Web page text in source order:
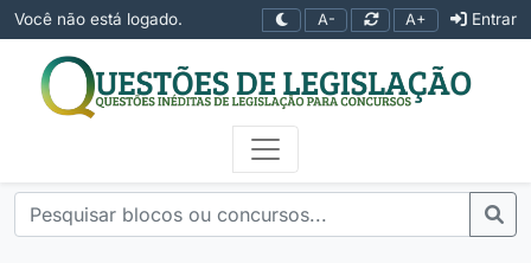
Você não está logado. A- A+ Entrar